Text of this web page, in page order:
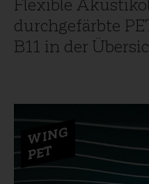
Flexible
durchgefärbte
B11 in der